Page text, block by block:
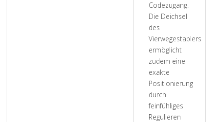
Codezugang.
Die Deichsel
des
Vierwegestaplers
ermöglicht
zudem eine
exakte
Positionierung
durch
feinfühliges
Regulieren